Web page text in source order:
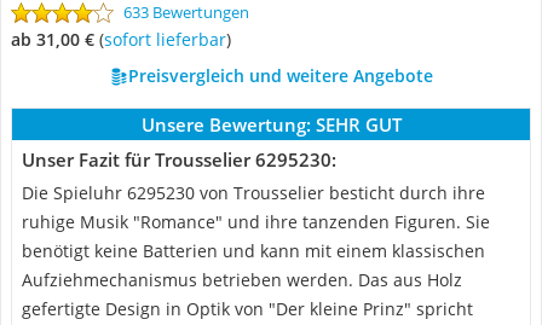
633 Bewertungen
ab 31,00 € ( Sofort lieferbar)
Preisvergleich und weitere Angebote
Unsere Bewertung: SEHR GUT
Unser Fazit für Trousselier 6295230:
Die Spieluhr 6295230 von Trousselier besticht durch ihre
ruhige Musik "Romance" und ihre tanzenden Figuren. Sie
benötigt keine Batterien und kann mit einem klassischen
Aufziehmechanismus betrieben werden. Das aus Holz
gefertigte Design in Optik von "Der kleine Prinz" spricht